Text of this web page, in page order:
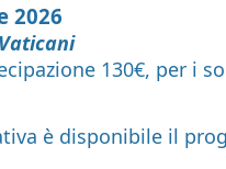
2026
130€, per i
è disponibile il